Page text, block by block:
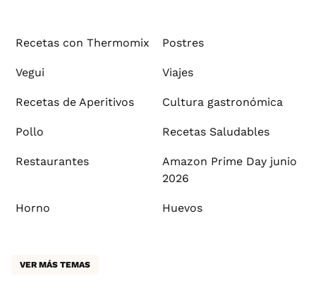
Recetas con Thermomix Postres
Vegui Viajes
Recetas de Aperitivos Cultura gastronómica
Pollo Recetas Saludables
Restaurantes
Amazon Prime Day junio
2026
Horno Huevos
VER MÁS TEMAS